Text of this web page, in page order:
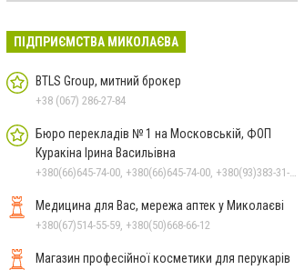
ПІДПРИЄМСТВА МИКОЛАЄВА
BTLS Group, митний брокер
+38 (067) 286-27-84
Бюро перекладів № 1 на Московській, ФОП
Куракіна Ірина Васильівна
Медицина для Вас, мережа аптек у Миколаєві
+380(67)514-55-59, +380(50)668-66-12
Магазин професійної косметики для перукарів